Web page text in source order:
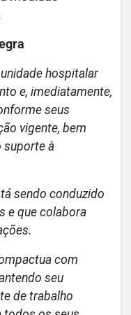
hospitalar
e, imediatamente,
seus
vigente, bem
suporte à
sendo conduzido
e que colabora
com
seu
de trabalho